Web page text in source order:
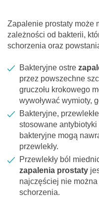
Zapalenie prostaty może
zależności od bakterii,
schorzenia oraz
Bakteryjne ostre
przez powszechne
gruczołu krokowego
wywoływać wymioty,
Bakteryjne,
stosowane
bakteryjne mogą
przewlekły.
Przewlekły ból
zapalenia prostaty
najczęściej nie
schorzenia.